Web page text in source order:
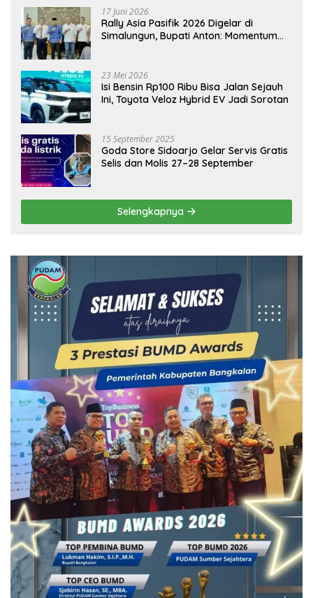
17 Juni 2026
Rally Asia Pasifik 2026 Digelar di
Simalungun, Bupati Anton: Momentum
23 Mei 2026
Isi Bensin Rp100 Ribu Bisa Jalan Sejauh
Ini, Toyota Veloz Hybrid EV Jadi Sorotan
15 September 2025
Goda Store Sidoarjo Gelar Servis Gratis
Selis dan Molis 27–28 September
Selengkapnya